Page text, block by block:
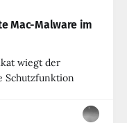
Mac-Malware im
wiegt der
Schutzfunktion